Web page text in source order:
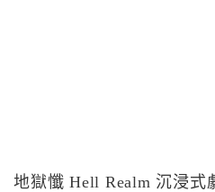
地獄懺 Hell Realm 沉浸式